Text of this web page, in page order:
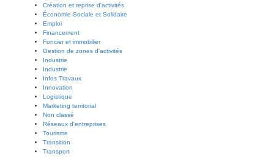
Création et reprise d'activités
Économie Sociale et Solidaire
Emploi
Financement
Foncier et immobilier
Gestion de zones d'activités
Industrie
Industrie
Infos Travaux
Innovation
Logistique
Marketing territorial
Non classé
Réseaux d'entreprises
Tourisme
Transition
Transport